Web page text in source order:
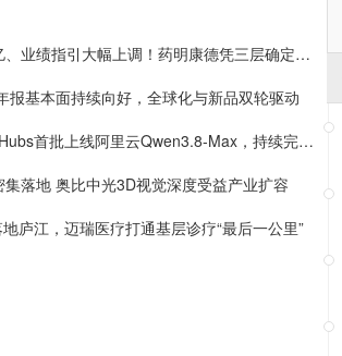
上半年净利破百亿、业绩指引大幅上调！药明康德凭三层确定性接住K型分化红利
报基本面持续向好，全球化与新品双轮驱动
值得买科技OpenHubs首批上线阿里云Qwen3.8-Max，持续完善企业多模型服务
落地 奥比中光3D视觉深度受益产业扩容
庐江，迈瑞医疗打通基层诊疗“最后一公里”